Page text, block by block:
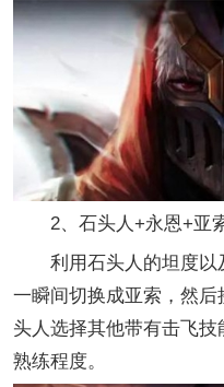
2、石头人+永恩+亚
利用石头人的坦度以
一瞬间切换成亚索，然
头人选择其他带有击飞
熟练程度。